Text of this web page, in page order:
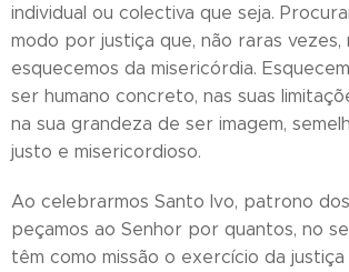
individual ou colectiva que seja.
modo por justiça que, não raras vezes,
esquecemos da misericórdia.
ser humano concreto, nas suas
na sua grandeza de ser imagem,
justo e misericordioso.
Ao celebrarmos Santo Ivo, patrono
peçamos ao Senhor por quantos, no
têm como missão o exercício da